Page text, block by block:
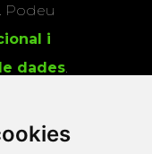
Podeu
i
dades
que
enviar-vos